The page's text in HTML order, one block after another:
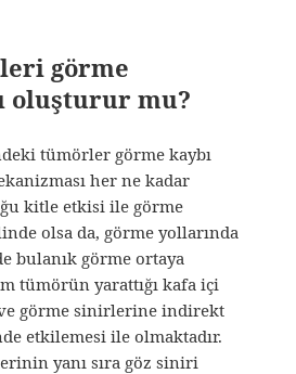
görme
oluşturur mu?
tümörler görme kaybı
her ne kadar
kitle etkisi ile görme
olsa da, görme yollarında
bulanık görme ortaya
tümörün yarattığı kafa içi
ve görme sinirlerine indirekt
etkilemesi ile olmaktadır.
yanı sıra göz siniri